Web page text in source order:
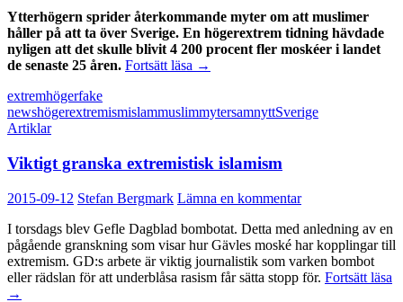
Ytterhögern sprider återkommande myter om att muslimer
håller på att ta över Sverige. En högerextrem tidning hävdade
nyligen att det skulle blivit 4 200 procent fler moskéer i landet
de senaste 25 åren. Fortsätt läsa Myterna
muslimska
→
extremhögerfake
newshögerextremismislammuslimmytersamnyttSverige
Artiklar
Viktigt granska extremistisk islamism
2015-09-12 Stefan Bergmark Lämna en kommentar
I torsdags blev Gefle Dagblad bombotat. Detta med anledning av en
pågående granskning som visar hur Gävles moské har kopplingar till
extremism. GD:s arbete är viktig journalistik som varken bombot
eller rädslan för att underblåsa rasism får sätta stopp för. Fortsätt läsa
→